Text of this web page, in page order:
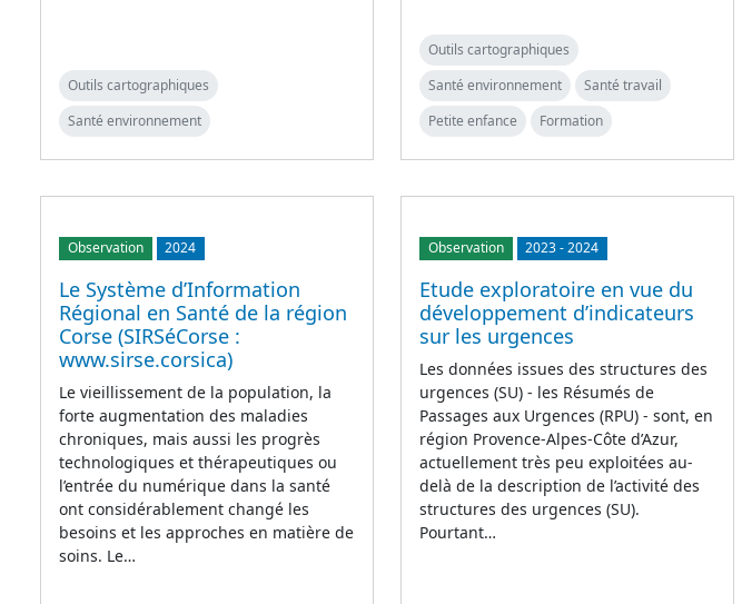
Outils cartographiques
Santé environnement
Outils cartographiques
Santé environnement
Santé travail
Petite enfance
Formation
Observation 2024
Le Système d’Information
Régional en Santé de la région
Corse (SIRSéCorse :
www.sirse.corsica)
Le vieillissement de la population, la
forte augmentation des maladies
chroniques, mais aussi les progrès
technologiques et thérapeutiques ou
l’entrée du numérique dans la santé
ont considérablement changé les
besoins et les approches en matière de
soins. Le…
Observation 2023-2024
Etude exploratoire en vue du
développement d’indicateurs
sur les urgences
Les données issues des structures des
urgences (SU) - les Résumés de
Passages aux Urgences (RPU) - sont, en
région Provence-Alpes-Côte d’Azur,
actuellement très peu exploitées au-
delà de la description de l’activité des
structures des urgences (SU).
Pourtant…